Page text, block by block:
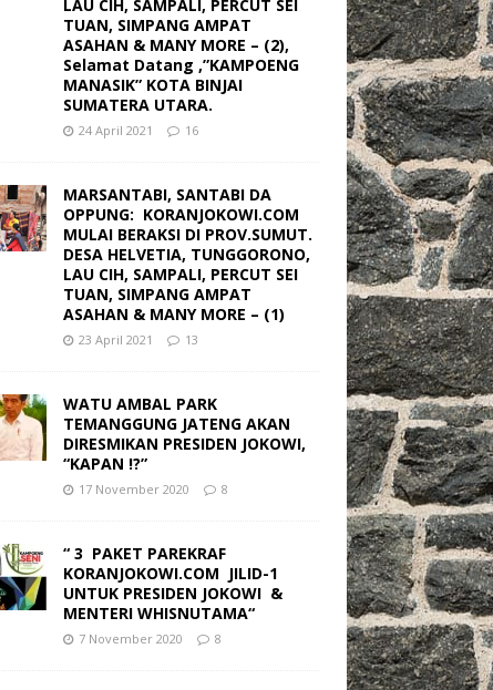
LAU CIH, SAMPALI, PERCUT SEI
TUAN, SIMPANG AMPAT
ASAHAN & MANY MORE – (2),
Selamat Datang ,”KAMPOENG
MANASIK” KOTA BINJAI
SUMATERA UTARA.
24 April 2021 16
MARSANTABI, SANTABI DA
OPPUNG: KORANJOKOWI.COM
MULAI BERAKSI DI PROV.SUMUT.
DESA HELVETIA, TUNGGORONO,
LAU CIH, SAMPALI, PERCUT SEI
TUAN, SIMPANG AMPAT
ASAHAN & MANY MORE – (1)
23 April 2021 13
WATU AMBAL PARK
TEMANGGUNG JATENG AKAN
DIRESMIKAN PRESIDEN JOKOWI,
“KAPAN !?”
17 November 2020 8
“ 3 PAKET PAREKRAF
KORANJOKOWI.COM JILID-1
UNTUK PRESIDEN JOKOWI &
MENTERI WHISNUTAMA“
7 November 2020 8